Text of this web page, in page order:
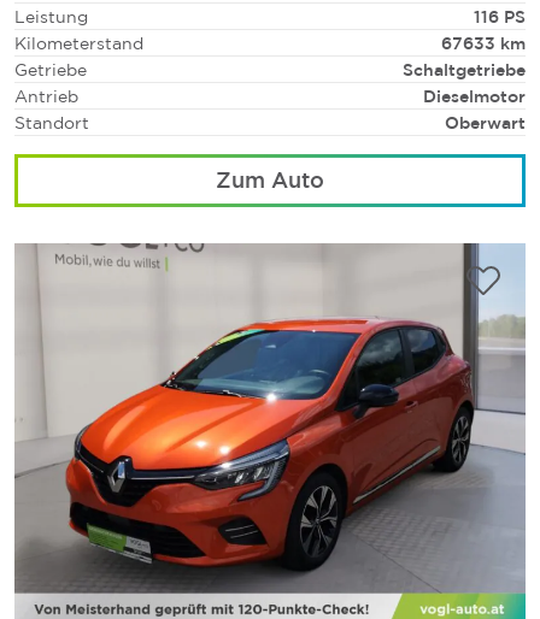
Leistung
116 PS
Kilometerstand
67633 km
Getriebe
Schaltgetriebe
Antrieb
Dieselmotor
Standort
Oberwart
Zum Auto